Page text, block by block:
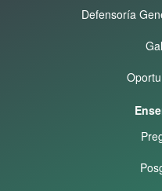
Defensoría